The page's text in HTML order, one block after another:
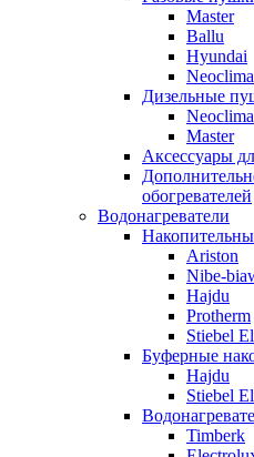
Master
Ballu
Hyundai
Neoclima
Дизельные
Neoclima
Master
Аксессуары
обогревателей
Водонагреватели
Ariston
Nibe-
Hajdu
Protherm
Stiebel
Буферные
Hajdu
Stiebel
Timberk